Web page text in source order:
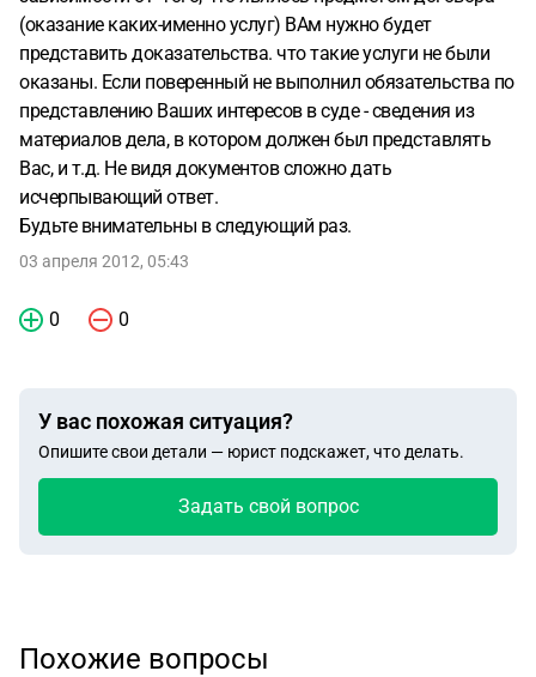
своем сайте напечатал чужое выигранное не им дело
"ГАРАНТА". Я повелась, не проверив. Теперь открыто и
везде заявляю. Я, Левченко Надежда Александровна,
объявляю ФИО, не адвоката, у него нет адвокатской
лицензии, мошенником и мелким вором, присваивающим
чужие деньги в небольших суммах, 20-40 000 рублей,
пишет пустые догоаора и ничего не делает для клиентов.
Пусть он мне возразит. adaju51@yandex.ru тел.
89263369699, мне скрываться от такого дерьма позорно.
Не рискуйте и не обращайтесь к нему. Если только в
услуги не оказаны юристом?
(оказание каких-именно услуг) ВАм нужно будет
представить доказательства. что такие услуги не были
оказаны. Если поверенный не выполнил обязательства по
представлению Ваших интересов в суде - сведения из
материалов дела, в котором должен был представлять
Вас, и т.д. Не видя документов сложно дать
исчерпывающий ответ.
Будьте внимательны в следующий раз.
03 апреля 2012, 05:43
0 0
У вас похожая ситуация?
Опишите свои детали — юрист подскажет, что делать.
Задать свой вопрос
Похожие вопросы